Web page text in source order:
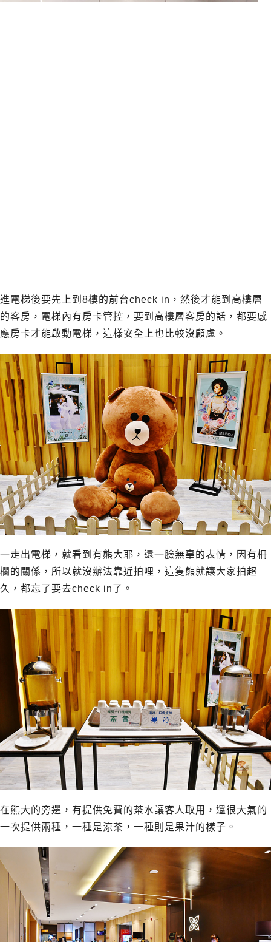
進電梯後要先上到8樓的前台check in，然後才能到高樓層
的客房，電梯內有房卡管控，要到高樓層客房的話，都要感
應房卡才能啟動電梯，這樣安全上也比較沒顧慮。
一走出電梯，就看到有熊大耶，還一臉無辜的表情，因有柵
欄的關係，所以就沒辦法靠近拍哩，這隻熊就讓大家拍超
久，都忘了要去check in了。
在熊大的旁邊，有提供免費的茶水讓客人取用，還很大氣的
一次提供兩種，一種是涼茶，一種則是果汁的樣子。